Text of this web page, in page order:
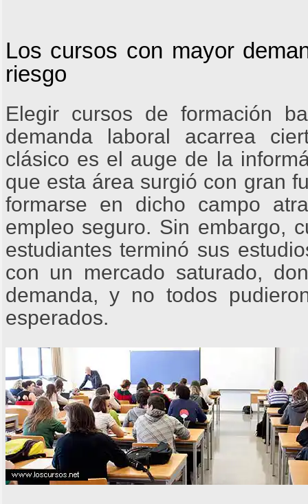
Los cursos con mayor
riesgo
Elegir cursos de formación
demanda laboral acarrea
clásico es el auge de la
que esta área surgió con gran
formarse en dicho campo
empleo seguro. Sin embargo,
estudiantes terminó sus
con un mercado saturado,
demanda, y no todos
esperados.